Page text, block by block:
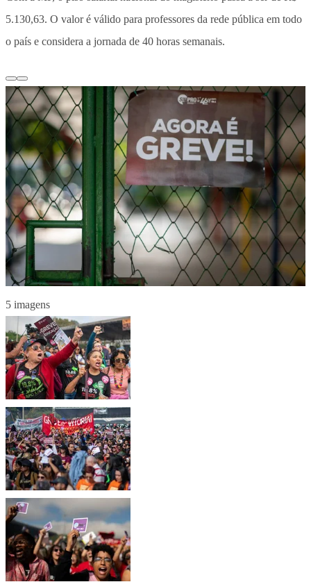
5.130,63. O valor é válido para professores da rede pública em todo
o país e considera a jornada de 40 horas semanais.
5 imagens